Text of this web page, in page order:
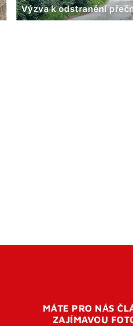
Výzva k odstranění
MÁTE PRO NÁS
ZAJÍMAVOU